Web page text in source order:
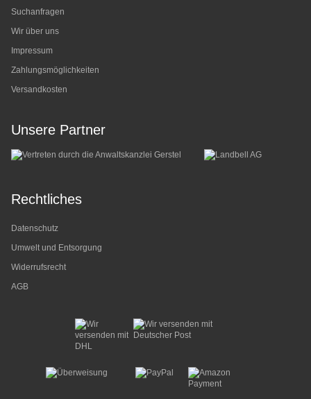
Suchanfragen
Wir über uns
Impressum
Zahlungsmöglichkeiten
Versandkosten
Unsere Partner
Rechtliches
Datenschutz
Umwelt und Entsorgung
Widerrufsrecht
AGB